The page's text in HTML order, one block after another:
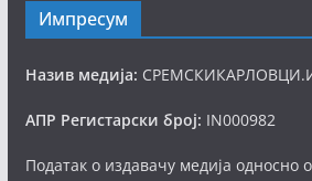
Импресум
Назив медија:
АПР Регистарски број: IN000982
Податак о издавачу медија односно